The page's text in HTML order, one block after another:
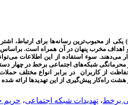
) یکی از محبوب‌ترین رسانه‌ها برای ارتباط،
و اهداف مخرب پنهان در آن همراه است.
سوء استفاده از این اطلاعات
محرمانگی شبکه‌های اجتماعی برخط در چهار
از کاربران
در برابر انواع مختلف
راه‌کار پیش‌گیری از این تهدیدها ارائه
برخط، تهدیدات شبکه اجتماعی،